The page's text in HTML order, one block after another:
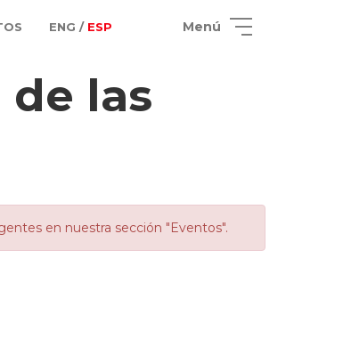
ENG / ESP Menú
de las
en nuestra sección "Eventos".